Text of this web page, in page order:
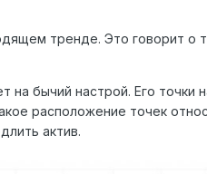
тренде. Это говорит о
на бычий настрой. Его точки
расположение точек
актив.